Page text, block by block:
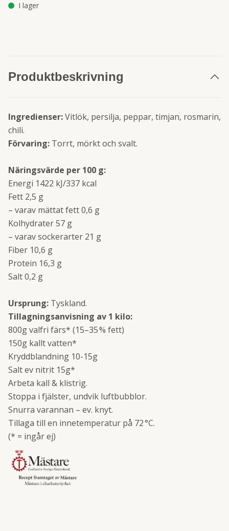
I lager
Produktbeskrivning
Ingredienser:Vitlök, persilja, peppar, timjan, rosmarin,
chili.
Förvaring: Torrt, mörkt och svalt.
Näringsvärde per 100 g:
Energi 1422 kJ/337 kcal
Fett 2,5 g
– varav mättat fett 0,6 g
Kolhydrater 57 g
– varav sockerarter 21 g
Fiber 10,6 g
Protein 16,3 g
Salt 0,2 g
Ursprung: Tyskland.
Tillagningsanvisning av 1 kilo:
800g valfri färs* (15–35 % fett)
150g kallt vatten*
Kryddblandning 10-15g
Salt ev nitrit 15g*
Arbeta kall & klistrig.
Stoppa i fjälster, undvik luftbubblor.
Snurra varannan – ev. knyt.
Tillaga till en innetemperatur på 72 °C.
(* = ingår ej)